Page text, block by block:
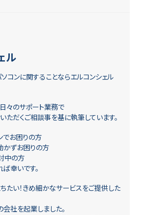
ル
コンに関することならエルコンシェル
々のサポート業務で
ただくご相談事を基に執筆しています。
でお困りの方
かずお困りの方
中の方
幸いです。
たい！きめ細かなサービスをご提供した
会社を起業しました。